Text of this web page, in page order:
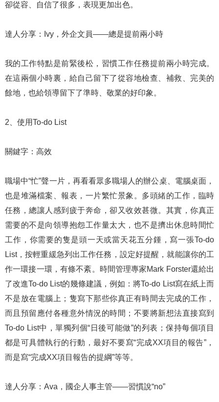
卻從容、自信了很多，表現更加出色。
達人分享：Ivy，外企文員——總是提前兩小時
我的工作特點是前緊後松，習慣工作任務提前兩小時完成。
在這兩個小時裏，給自己留下了從容地檢查、補救、完美的
餘地，也給領導留下了準時、敬業的好印象。
2、使用To-do List
關鍵字：高效
職場中“忙”聲一片，再看看眾多職場人的辦公桌、電腦桌面，
也是堆滿檔案、報表，一片繁忙景象。多頭緒的工作，臨時
任務，總讓人感到疲于奔命，卻又收效甚微。其實，你真正
需要的不是向領導抱怨工作量太大，也不是擠出休息時間忙
工作，你需要的隻是頭一天或當天花五分鍾，寫一張To-do
List，按輕重緩急列出工作任務，設定好提醒，就能讓你的工
作一環接一環，有條不紊。時間管理專家Mark Forster還給出
了改進To-do List的幾條建議，例如：將To-do List寫在紙上而
不是放在電腦上；隻寫下那些你真正有時間去完成的工作，
而且預留應付各種意外情況的時間；不要將新想法直接寫到
To-do List中，單獨列個“日後可能做”的列表；保持每個項目
都是可具體執行的行動，最好不要寫“完成XX項目的報告”，
而是寫“完成XX項目報告的提綱”等等。
達人分享：Ava，國企人事主管——習慣說“no”